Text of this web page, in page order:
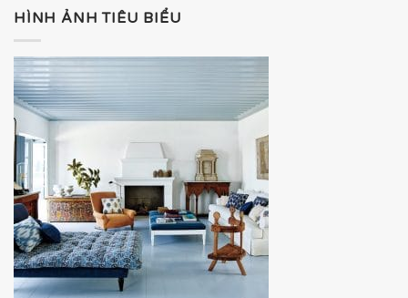
HÌNH ẢNH TIÊU BIỂU